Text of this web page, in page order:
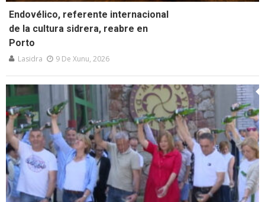
Endovélico, referente internacional
de la cultura sidrera, reabre en
Porto
Lasidra 9 De Xunu, 2026